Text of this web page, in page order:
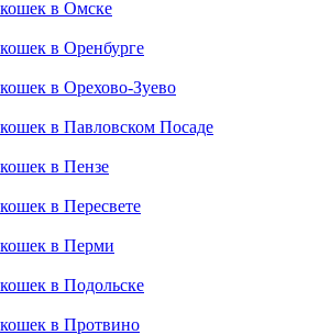
в Омске
в Оренбурге
в Орехово-Зуево
в Павловском Посаде
в Пензе
в Пересвете
в Перми
в Подольске
в Протвино